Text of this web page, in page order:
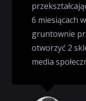
6 miesiącach
gruntownie
otworzyć 2
media